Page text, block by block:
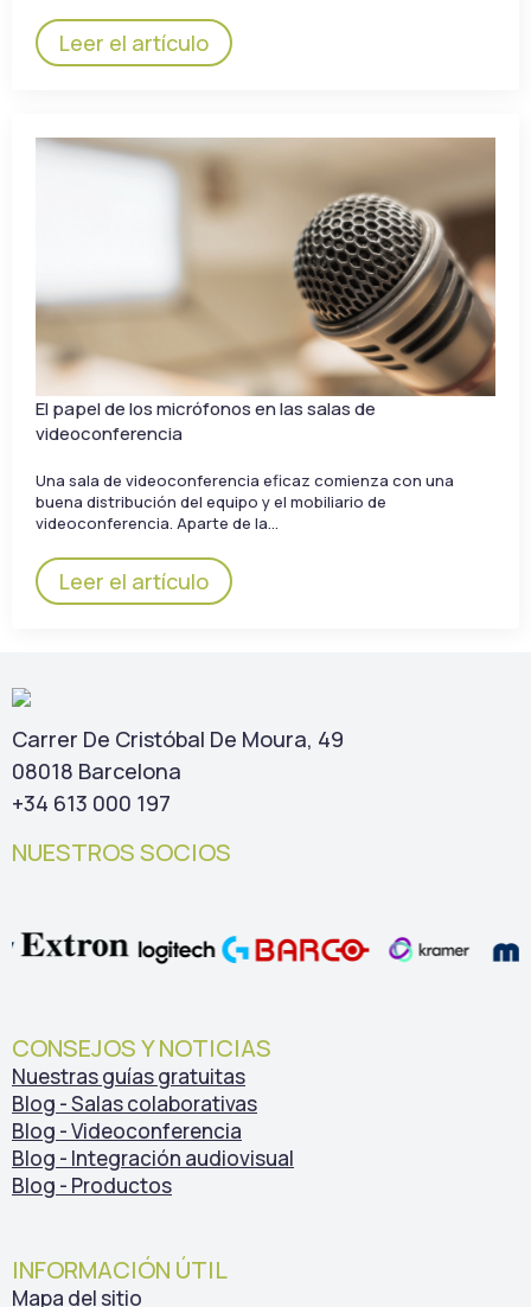
Leer el artículo
El papel de los micrófonos en las salas de
videoconferencia
Una sala de videoconferencia eficaz comienza con una
buena distribución del equipo y el mobiliario de
videoconferencia. Aparte de la…
Leer el artículo
Carrer De Cristóbal De Moura, 49
08018 Barcelona
+34 613 000 197
NUESTROS SOCIOS
CONSEJOS Y NOTICIAS
Nuestras guías gratuitas
Blog - Salas colaborativas
Blog - Videoconferencia
Blog - Integración audiovisual
Blog - Productos
INFORMACIÓN ÚTIL
Mapa del sitio